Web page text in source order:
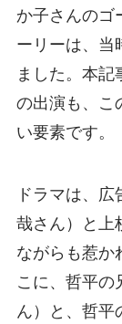
か子さんのゴ
ーリーは、当
ました。本
の出演も、こ
い要素です。
ドラマは、
哉さん）と上
ながらも惹か
こに、哲平の
ん）と、哲平